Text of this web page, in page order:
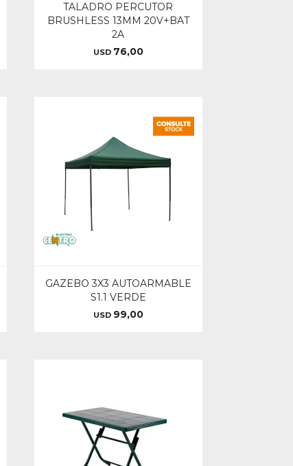
TALADRO PERCUTOR
BRUSHLESS 13MM 20V+BAT
2A
USD 76,00
GAZEBO 3X3 AUTOARMABLE
S1.1 VERDE
USD 99,00